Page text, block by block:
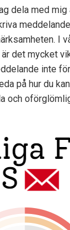
dela med mig
I
det mycket
inte
på hur du
och